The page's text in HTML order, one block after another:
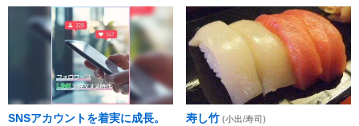
SNSアカウントを着実に成長。
寿し竹 (小出/寿司)